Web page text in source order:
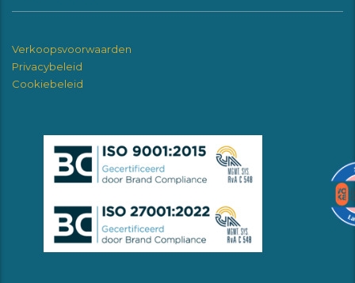
Verkoopsvoorwaarden
Privacybeleid
Cookiebeleid